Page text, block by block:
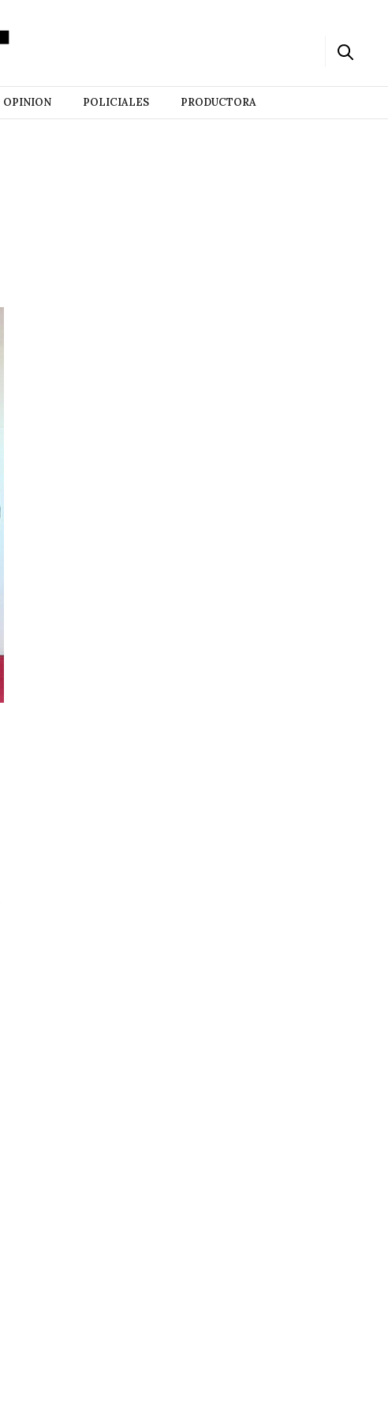
OPINION POLICIALES PRODUCTORA